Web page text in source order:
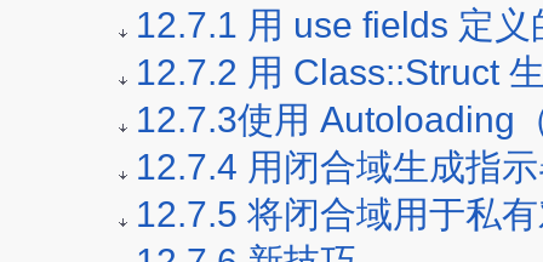
12.7.1 用 use fields 定义
12.7.2 用 Class::Struct
12.7.3使用 Autoloading
12.7.4 用闭合域生成指
12.7.5 将闭合域用于私